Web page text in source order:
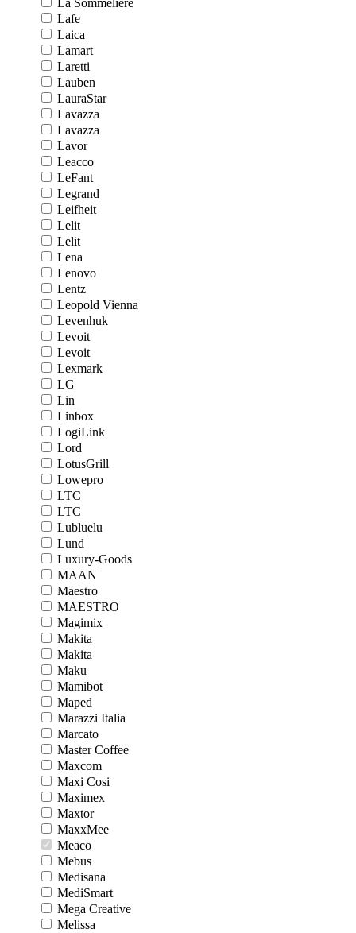
La Sommeliere
Lafe
Laica
Lamart
Laretti
Lauben
LauraStar
Lavazza
Lavazza
Lavor
Leacco
LeFant
Legrand
Leifheit
Lelit
Lelit
Lena
Lenovo
Lentz
Leopold Vienna
Levenhuk
Levoit
Levoit
Lexmark
LG
Lin
Linbox
LogiLink
Lord
LotusGrill
Lowepro
LTC
LTC
Lubluelu
Lund
Luxury-Goods
MAAN
Maestro
MAESTRO
Magimix
Makita
Makita
Maku
Mamibot
Maped
Marazzi Italia
Marcato
Master Coffee
Maxcom
Maxi Cosi
Maximex
Maxtor
MaxxMee
Meaco
Mebus
Medisana
MediSmart
Mega Creative
Melissa